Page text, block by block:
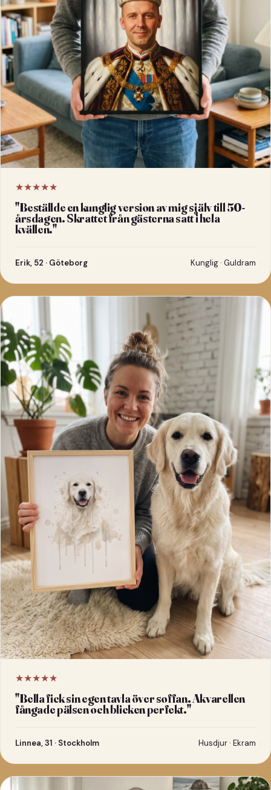
★★★★★
"Beställde en kunglig version av mig själv till 50-
årsdagen. Skrattet från gästerna satt i hela
kvällen."
Erik, 52 · Göteborg Kunglig · Guldram
★★★★★
"Bella fick sin egen tavla över soffan. Akvarellen
fångade pälsen och blicken perfekt."
Linnea, 31 · Stockholm Husdjur · Ekram